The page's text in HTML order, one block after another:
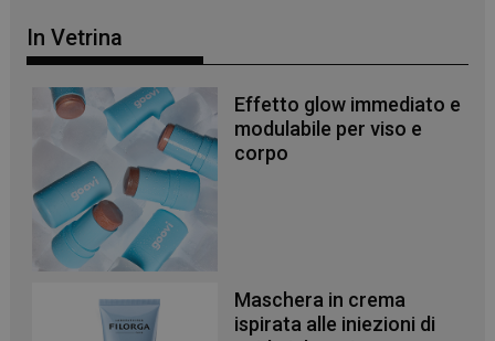
In Vetrina
Effetto glow immediato e
modulabile per viso e
corpo
Maschera in crema
ispirata alle iniezioni di